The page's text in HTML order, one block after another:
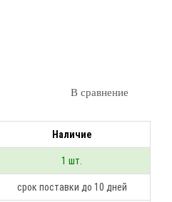
В сравнение
Наличие
1 шт.
срок поставки до 10 дней